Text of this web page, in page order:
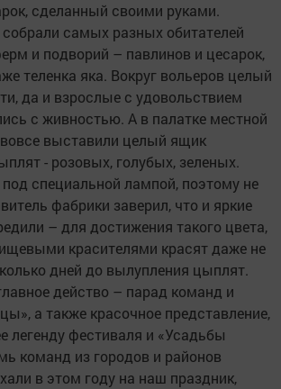
сделанный своими руками.
собрали самых разных обитателей
и подворий – павлинов и цесарок,
теленка яка. Вокруг вольеров целый
да и взрослые с удовольствием
с живностью. А в палатке местной
выставили целый ящик
- розовых, голубых, зеленых.
специальной лампой, поэтому не
фабрики заверил, что и яркие
– для достижения такого цвета,
красителями красят даже не
дней до вылупления цыплят.
действо – парад команд и
а также красочное представление,
легенду фестиваля и «Усадьбы
команд из городов и районов
в этом году на наш праздник,